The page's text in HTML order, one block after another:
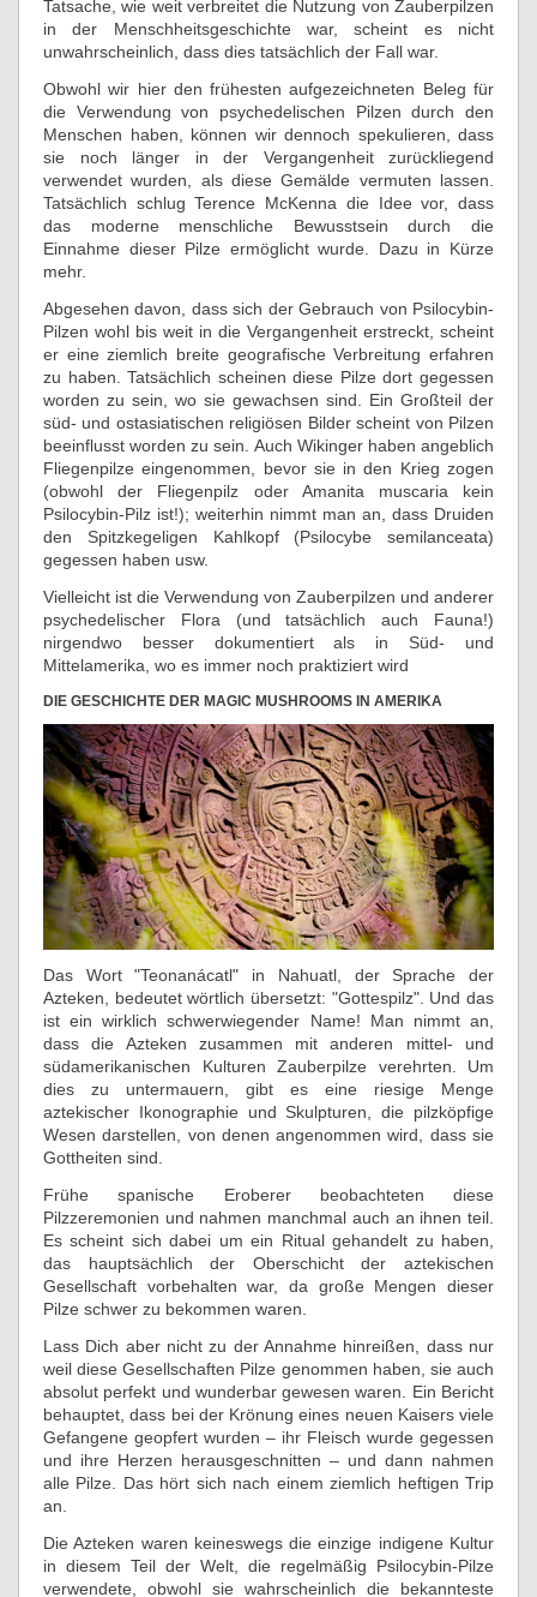
Tatsache, wie weit verbreitet die Nutzung von Zauberpilzen
in der Menschheitsgeschichte war, scheint es nicht
unwahrscheinlich, dass dies tatsächlich der Fall war.
Obwohl wir hier den frühesten aufgezeichneten Beleg für
die Verwendung von psychedelischen Pilzen durch den
Menschen haben, können wir dennoch spekulieren, dass
sie noch länger in der Vergangenheit zurückliegend
verwendet wurden, als diese Gemälde vermuten lassen.
Tatsächlich schlug Terence McKenna die Idee vor, dass
das moderne menschliche Bewusstsein durch die
Einnahme dieser Pilze ermöglicht wurde. Dazu in Kürze
mehr.
Abgesehen davon, dass sich der Gebrauch von Psilocybin-
Pilzen wohl bis weit in die Vergangenheit erstreckt, scheint
er eine ziemlich breite geografische Verbreitung erfahren
zu haben. Tatsächlich scheinen diese Pilze dort gegessen
worden zu sein, wo sie gewachsen sind. Ein Großteil der
süd- und ostasiatischen religiösen Bilder scheint von Pilzen
beeinflusst worden zu sein. Auch Wikinger haben angeblich
Fliegenpilze eingenommen, bevor sie in den Krieg zogen
(obwohl der Fliegenpilz oder Amanita muscaria kein
Psilocybin-Pilz ist!); weiterhin nimmt man an, dass Druiden
den Spitzkegeligen Kahlkopf (Psilocybe semilanceata)
gegessen haben usw.
Vielleicht ist die Verwendung von Zauberpilzen und anderer
psychedelischer Flora (und tatsächlich auch Fauna!)
nirgendwo besser dokumentiert als in Süd- und
Mittelamerika, wo es immer noch praktiziert wird
DIE GESCHICHTE DER MAGIC MUSHROOMS IN AMERIKA
Das Wort "Teonanácatl" in Nahuatl, der Sprache der
Azteken, bedeutet wörtlich übersetzt: "Gottespilz". Und das
ist ein wirklich schwerwiegender Name! Man nimmt an,
dass die Azteken zusammen mit anderen mittel- und
südamerikanischen Kulturen Zauberpilze verehrten. Um
dies zu untermauern, gibt es eine riesige Menge
aztekischer Ikonographie und Skulpturen, die pilzköpfige
Wesen darstellen, von denen angenommen wird, dass sie
Gottheiten sind.
Frühe spanische Eroberer beobachteten diese
Pilzzeremonien und nahmen manchmal auch an ihnen teil.
Es scheint sich dabei um ein Ritual gehandelt zu haben,
das hauptsächlich der Oberschicht der aztekischen
Gesellschaft vorbehalten war, da große Mengen dieser
Pilze schwer zu bekommen waren.
Lass Dich aber nicht zu der Annahme hinreißen, dass nur
weil diese Gesellschaften Pilze genommen haben, sie auch
absolut perfekt und wunderbar gewesen waren. Ein Bericht
behauptet, dass bei der Krönung eines neuen Kaisers viele
Gefangene geopfert wurden – ihr Fleisch wurde gegessen
und ihre Herzen herausgeschnitten – und dann nahmen
alle Pilze. Das hört sich nach einem ziemlich heftigen Trip
an.
Die Azteken waren keineswegs die einzige indigene Kultur
in diesem Teil der Welt, die regelmäßig Psilocybin-Pilze
verwendete, obwohl sie wahrscheinlich die bekannteste